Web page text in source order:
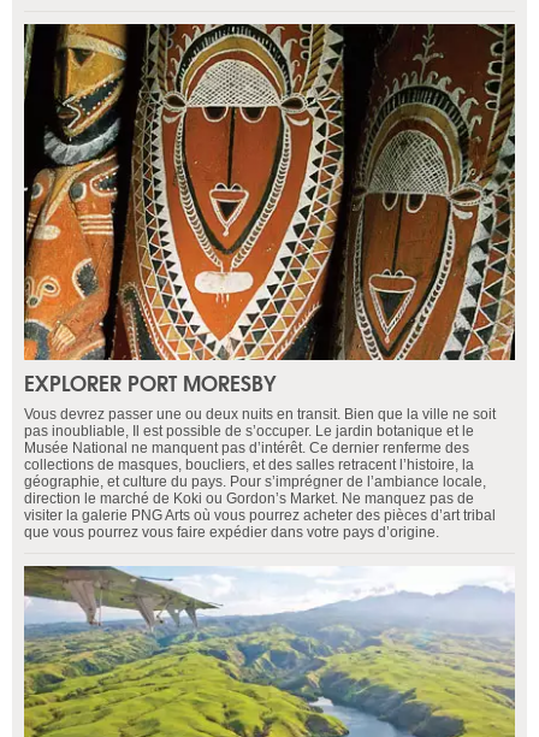
EXPLORER PORT MORESBY
Vous devrez passer une ou deux nuits en transit. Bien que la ville ne soit
pas inoubliable, Il est possible de s’occuper. Le jardin botanique et le
Musée National ne manquent pas d’intérêt. Ce dernier renferme des
collections de masques, boucliers, et des salles retracent l’histoire, la
géographie, et culture du pays. Pour s’imprégner de l’ambiance locale,
direction le marché de Koki ou Gordon’s Market. Ne manquez pas de
visiter la galerie PNG Arts où vous pourrez acheter des pièces d’art tribal
que vous pourrez vous faire expédier dans votre pays d’origine.